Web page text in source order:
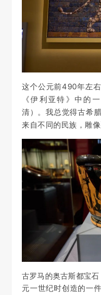
这个公元前490年左
《伊利亚特》中的
清）。我总觉得古希
来自不同的民族，雕
古罗马的奥古斯都宝石
元一世纪时创造的一